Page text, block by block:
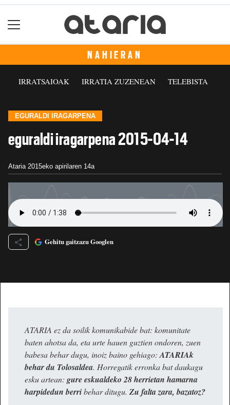
NAHIERAN
IRRATSAIOAK IRRATIA ZUZENEAN TELEBISTA
EGURALDI IRAGARPENA
eguraldi iragarpena 2015-04-14
Ataria 2015eko apirilaren 14a
Gehitu gaitzazu Googlen
ATARIA ez da soilik komunikabide bat: komunitate
baten ahotsa da, eta urte hauen guztien ondoren, zuen
babesa behar dugu, inoiz baino gehiago:ATARIAk
behar du Tolosaldea. Horregatik erronka bat daukagu
esku artean: gure eskualdeko 28 herrietan hamarna
harpidedun berribehar ditugu. Zu falta zara, bazatoz?